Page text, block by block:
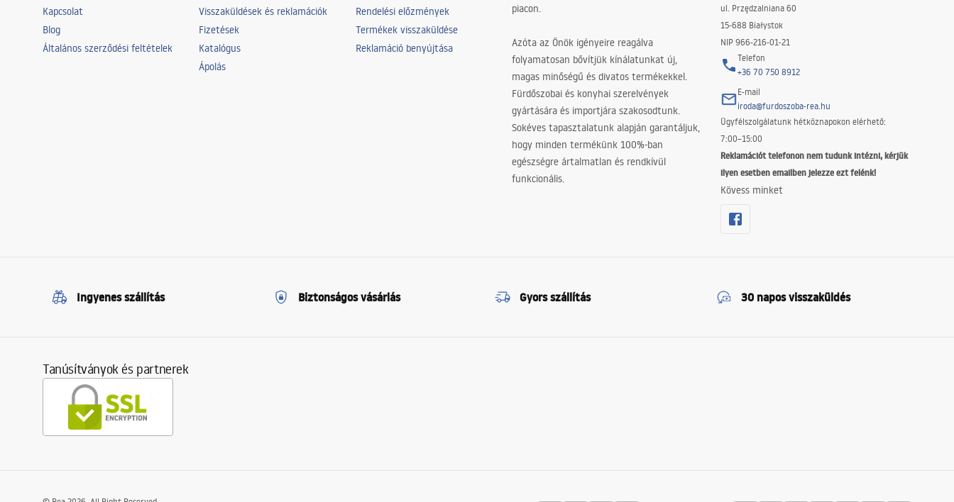
Kapcsolat
Blog
Általános szerződési feltételek
Visszaküldések és reklamációk
Fizetések
Katalógus
Ápolás
Rendelési előzmények
Termékek visszaküldése
Reklamáció benyújtása
piacon.
Azóta az Önök igényeire reagálva
folyamatosan bővítjük kínálatunkat új,
magas minőségű és divatos termékekkel.
Fürdőszobai és konyhai szerelvények
gyártására és importjára szakosodtunk.
Sokéves tapasztalatunk alapján garantáljuk,
hogy minden termékünk 100%-ban
egészségre ártalmatlan és rendkívül
funkcionális.
ul. Przędzalniana 60
15-688 Białystok
NIP 966-216-01-21
Telefon
+36 70 750 8912
E-mail
iroda@furdoszoba-rea.hu
Ügyfélszolgálatunk hétköznapokon elérhető:
7:00–15:00
Reklamációt telefonon nem tudunk intézni, kérjük
ilyen esetben emailben jelezze ezt felénk!
Kövess minket
Ingyenes szállítás Biztonságos vásárlás Gyors szállítás 30 napos visszaküldés
Tanúsítványok és partnerek